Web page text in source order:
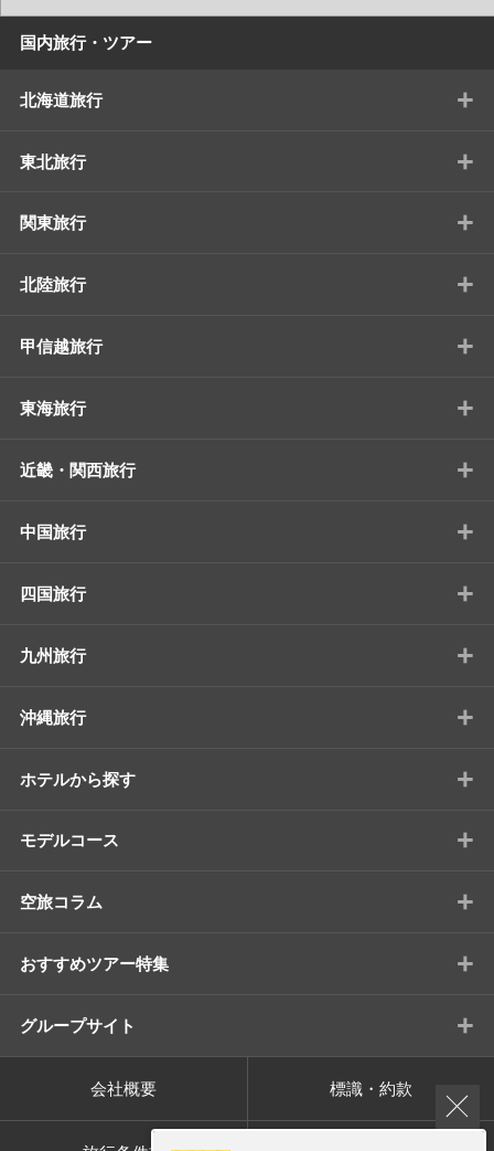
国内旅行・ツアー
北海道旅行 +
東北旅行 +
関東旅行 +
北陸旅行 +
甲信越旅行 +
東海旅行 +
近畿・関西旅行 +
中国旅行 +
四国旅行 +
九州旅行 +
沖縄旅行 +
ホテルから探す +
モデルコース +
空旅コラム +
おすすめツアー特集 +
グループサイト +
会社概要 標識・約款